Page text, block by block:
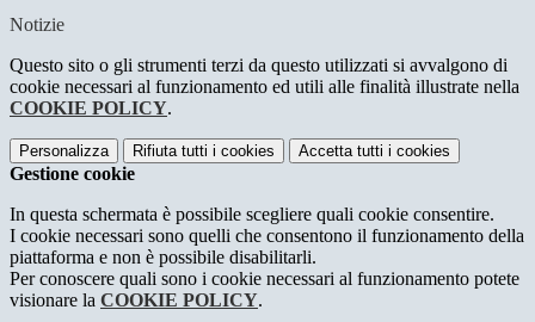
Notizie
Questo sito o gli strumenti terzi da questo utilizzati si avvalgono di
cookie necessari al funzionamento ed utili alle finalità illustrate nella
COOKIE POLICY.
Personalizza Rifiuta tutti i cookies Accetta tutti i cookies
Gestione cookie
In questa schermata è possibile scegliere quali cookie consentire.
I cookie necessari sono quelli che consentono il funzionamento della
piattaforma e non è possibile disabilitarli.
Per conoscere quali sono i cookie necessari al funzionamento potete
visionare la COOKIE POLICY.